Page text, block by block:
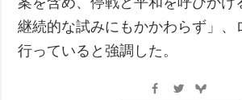
継続的な試みにもかかわらず」、
行っていると強調した。